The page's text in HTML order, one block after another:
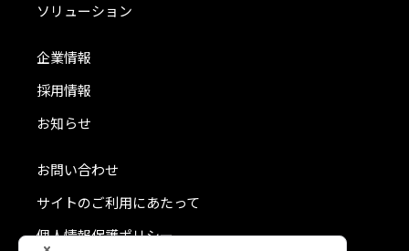
ソリューション
企業情報
採用情報
お知らせ
お問い合わせ
サイトのご利用にあたって
個人情報保護ポリシー